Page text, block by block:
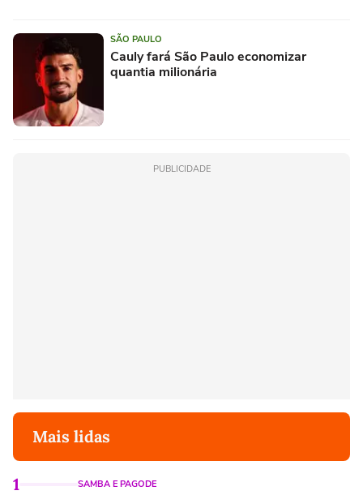
SÃO PAULO
Cauly fará São Paulo economizar
quantia milionária
PUBLICIDADE
Mais lidas
1 SAMBA E PAGODE